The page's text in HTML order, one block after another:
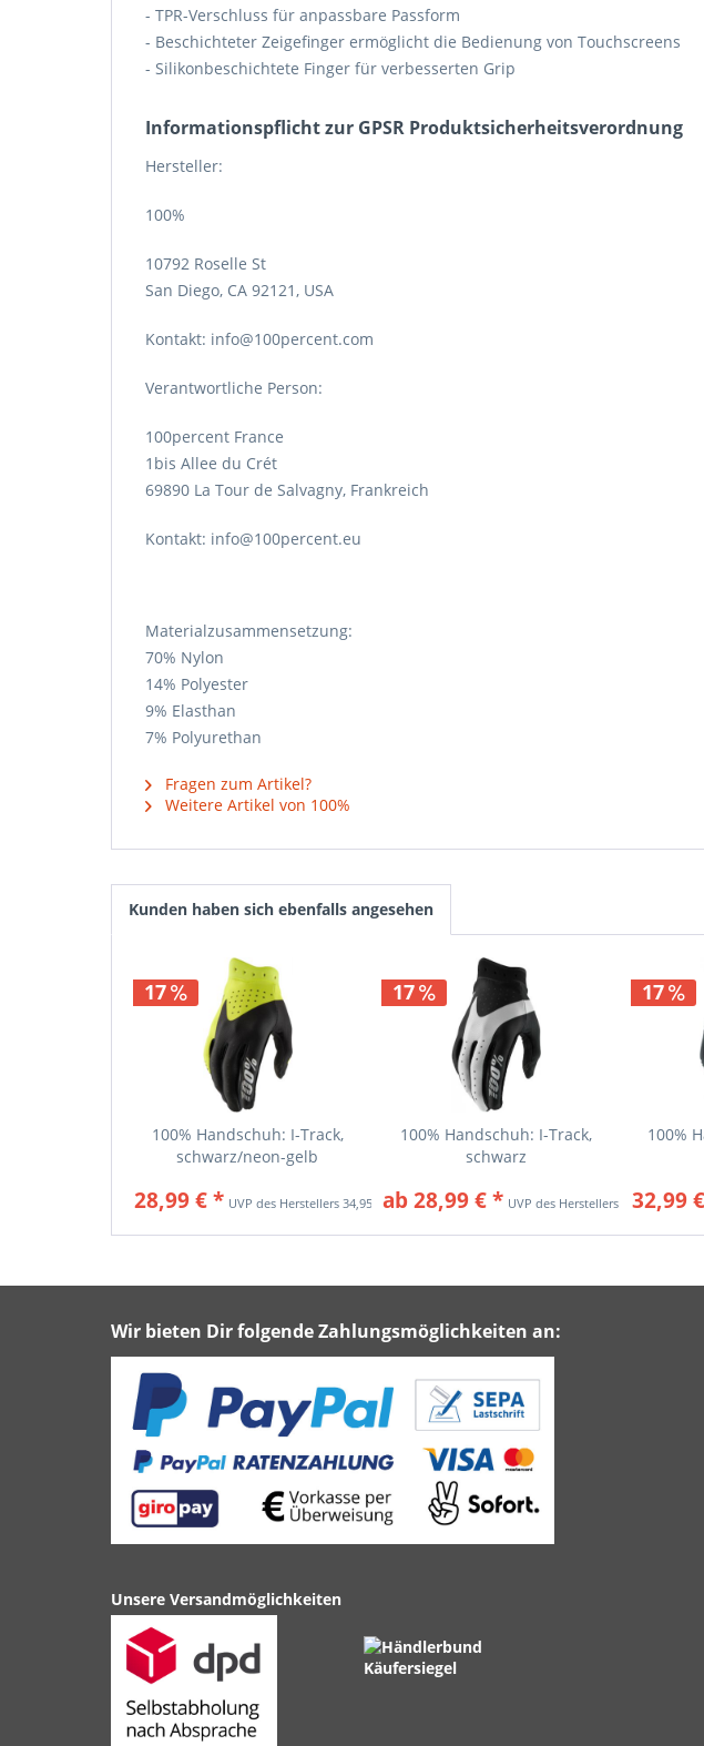
- TPR-Verschluss für anpassbare Passform
- Beschichteter Zeigefinger ermöglicht die Bedienung von Touchscreens
- Silikonbeschichtete Finger für verbesserten Grip
Informations­pflicht zur GPSR Produktsicherheits­verordnung
Hersteller:
100%
10792 Roselle St
San Diego, CA 92121, USA
Kontakt: info@100percent.com
Verantwortliche Person:
100percent France
1bis Allee du Crét
69890 La Tour de Salvagny, Frankreich
Kontakt: info@100percent.eu
Materialzusammensetzung:
70% Nylon
14% Polyester
9% Elasthan
7% Polyurethan
Fragen zum Artikel?
Weitere Artikel von 100%
Kunden haben sich ebenfalls angesehen
17
100% Handschuh: I-Track,
schwarz/neon-gelb
28,99 € * 34,95 € *
17
100% Handschuh: I-Track,
schwarz
ab 28,99 € * 34,95 € *
17
100%
32,99
Wir bieten Dir folgende Zahlungsmöglichkeiten an:
Unsere Versandmöglichkeiten